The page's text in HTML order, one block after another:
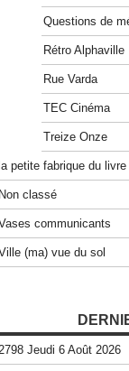
Questions de
Rétro Alphaville
Rue Varda
TEC Cinéma
Treize Onze
petite fabrique du livre
classé
communicants
(ma) vue du sol
Jeudi 6 Août 2026